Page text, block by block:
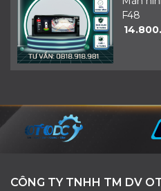
F48
CÔNG TY TNHH TM DV